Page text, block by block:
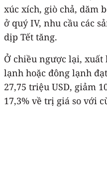
xúc xích, giò chả, dăm
ở quý IV, nhu cầu các
dịp Tết tăng.
Ở chiều ngược lại,
lạnh hoặc đông lạnh
27,75 triệu USD, giảm
17,3% về trị giá so với